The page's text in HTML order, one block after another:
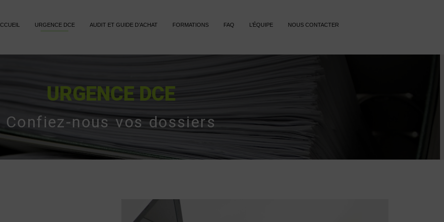
URGENCE DCE AUDIT ET GUIDE D’ACHAT FORMATIONS FAQ L’ÉQUIPE NOUS CONTACTER
URGENCE DCE
Confiez-nous vos dossiers